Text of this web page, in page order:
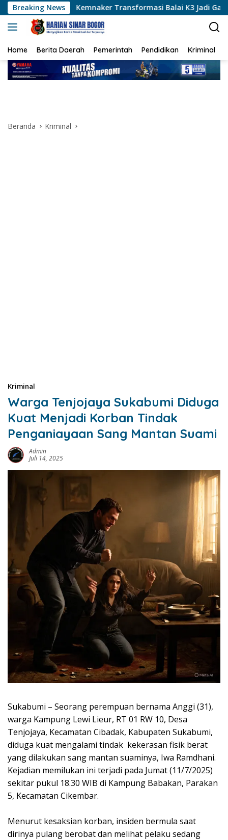
Langsung
ke
konten
Breaking News
Kemnaker Transformasi Balai K3 Jadi Garda Terdepan
Home Berita Daerah Pemerintah Pendidikan Kriminal
Beranda Kriminal
Kriminal
‎Warga Tenjojaya Sukabumi Diduga
Kuat Menjadi Korban Tindak
Penganiayaan Sang Mantan Suami
Admin
Juli 14, 2025
Sukabumi – Seorang perempuan bernama Anggi (31),
warga Kampung Lewi Lieur, RT 01 RW 10, Desa
Tenjojaya, Kecamatan Cibadak, Kabupaten Sukabumi,
diduga kuat mengalami tindak kekerasan fisik berat
yang dilakukan sang mantan suaminya, Iwa Ramdhani.
Kejadian memilukan ini terjadi pada Jumat (11/7/2025)
sekitar pukul 18.30 WIB di Kampung Babakan, Parakan
5, Kecamatan Cikembar.
‎Menurut kesaksian korban, insiden bermula saat
dirinya pulang berobat dan melihat pelaku sedang